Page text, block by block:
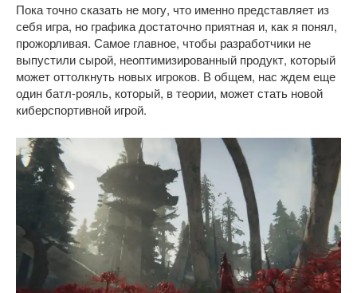
Пока точно сказать не могу, что именно представляет из
себя игра, но графика достаточно приятная и, как я понял,
прожорливая. Самое главное, чтобы разработчики не
выпустили сырой, неоптимизированный продукт, который
может оттолкнуть новых игроков. В общем, нас ждем еще
один батл-рояль, который, в теории, может стать новой
киберспортивной игрой.